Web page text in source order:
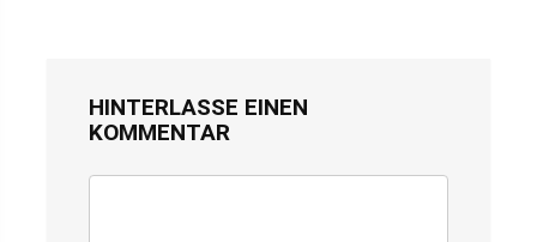
HINTERLASSE EINEN
KOMMENTAR